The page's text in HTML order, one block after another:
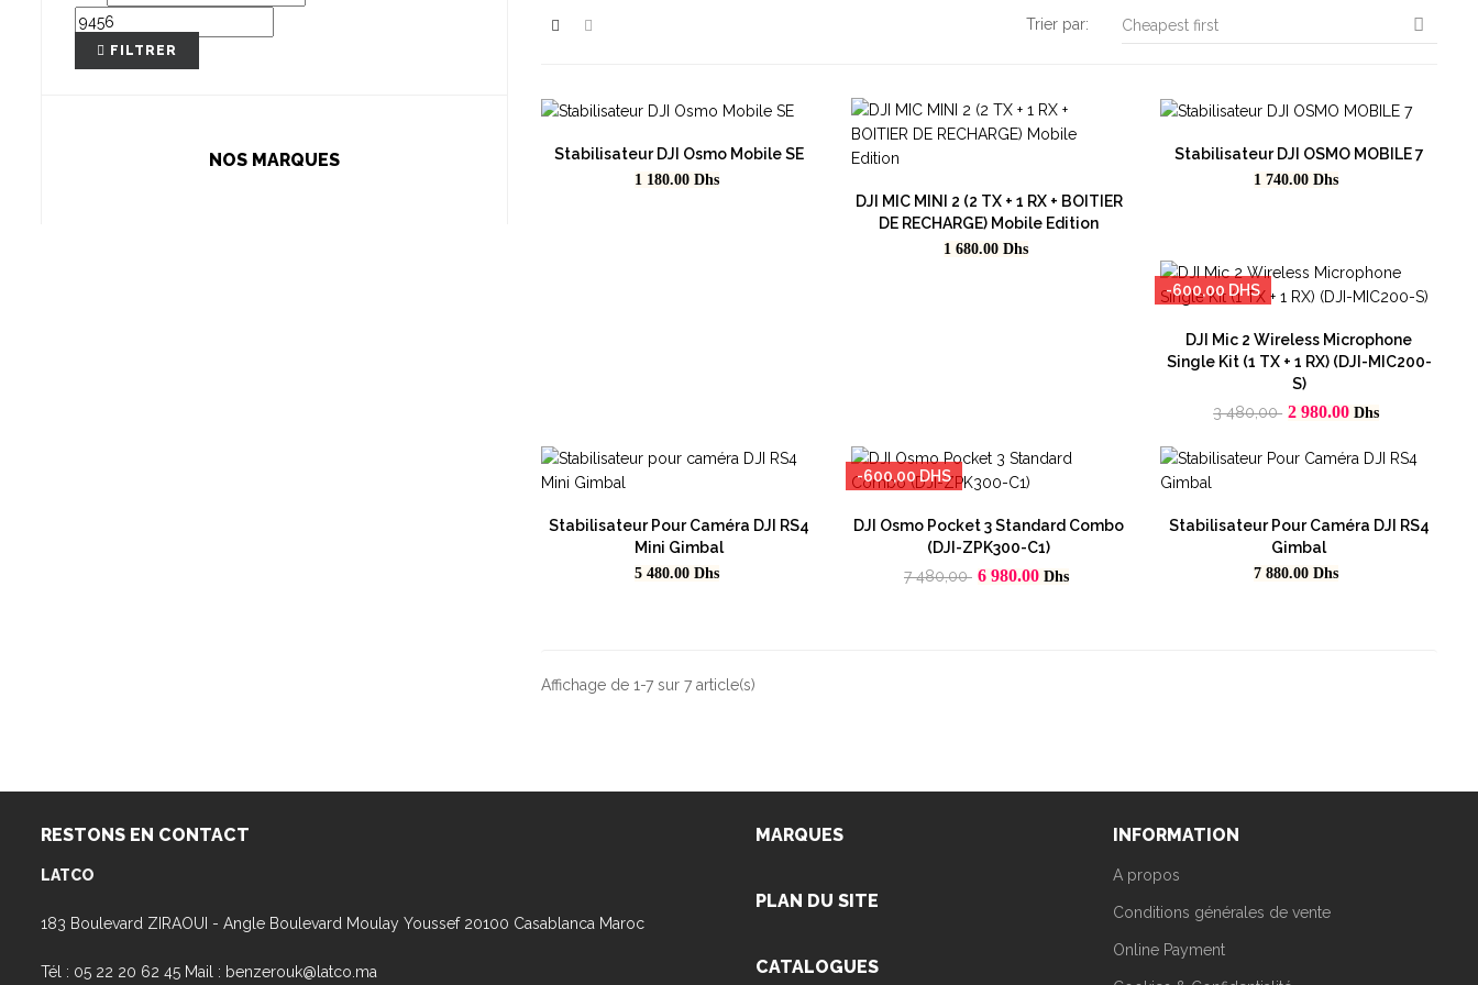
FILTRER
NOS MARQUES
Trier par: Cheapest first 
Stabilisateur DJI Osmo Mobile SE
Prix
1 180.00 Dhs
DJI MIC MINI 2 (2 TX + 1 RX + BOITIER
DE RECHARGE) Mobile Edition
Prix
1 680.00Dhs
Stabilisateur DJI OSMO MOBILE 7
Prix
1 740.00Dhs
-600,00 DHS
DJI Mic 2 Wireless Microphone
Single Kit (1 TX + 1 RX) (DJI-MIC200-
S)
Prix
3 480,00 Prix
2 980.00Dhs
Stabilisateur Pour Caméra DJI RS4
Mini Gimbal
Prix
5 480.00 Dhs
-600,00 DHS
DJI Osmo Pocket 3 Standard Combo
(DJI-ZPK300-C1)
Prix
7 480,00 Prix
6 980.00 Dhs
Stabilisateur Pour Caméra DJI RS4
Gimbal
Prix
7 880.00Dhs
Affichage de 1-7 sur 7 article(s)
RESTONS EN CONTACT
LATCO
183 Boulevard ZIRAOUI - Angle Boulevard Moulay Youssef 20100 Casablanca Maroc
Tél : 05 22 20 62 45 Mail : benzerouk@latco.ma
MARQUES
PLAN DU SITE
CATALOGUES
INFORMATION
A propos
Conditions générales de vente
Online Payment